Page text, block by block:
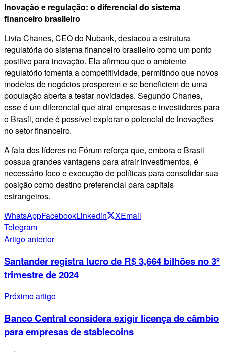
Inovação e regulação: o diferencial do sistema
financeiro brasileiro
Livia Chanes, CEO do Nubank, destacou a estrutura
regulatória do sistema financeiro brasileiro como um ponto
positivo para inovação. Ela afirmou que o ambiente
regulatório fomenta a competitividade, permitindo que novos
modelos de negócios prosperem e se beneficiem de uma
população aberta a testar novidades. Segundo Chanes,
esse é um diferencial que atrai empresas e investidores para
o Brasil, onde é possível explorar o potencial de inovações
no setor financeiro.
A fala dos líderes no Fórum reforça que, embora o Brasil
possua grandes vantagens para atrair investimentos, é
necessário foco e execução de políticas para consolidar sua
posição como destino preferencial para capitais
estrangeiros.
WhatsAppFacebookLinkedin XEmail
Telegram
Artigo anterior
Santander registra lucro de R$ 3,664 bilhões no 3º
trimestre de 2024
Próximo artigo
Banco Central considera exigir licença de câmbio
para empresas de stablecoins